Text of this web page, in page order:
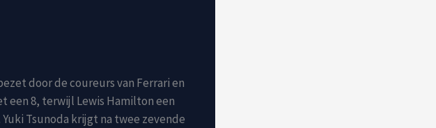
door de coureurs van Ferrari en
een 8, terwijl Lewis Hamilton een
Tsunoda krijgt na twee zevende